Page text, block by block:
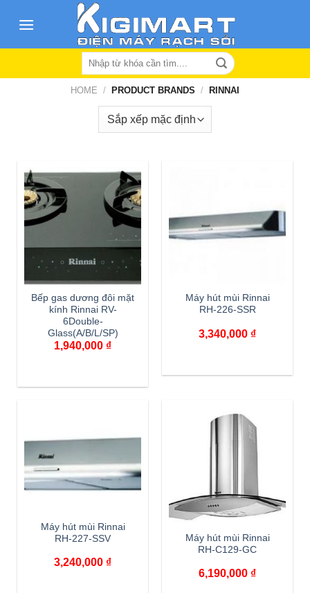
Search
HOME / PRODUCT BRANDS / RINNAI
Bếp gas dương đôi mặt
kính Rinnai RV-
6Double-
Glass(A/B/L/SP)
1,940,000 ₫
Máy hút mùi Rinnai
RH-226-SSR
3,340,000 ₫
Máy hút mùi Rinnai
RH-227-SSV
3,240,000 ₫
Máy hút mùi Rinnai
RH-C129-GC
6,190,000 ₫